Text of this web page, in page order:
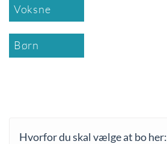
Voksne
Børn
Hvorfor du skal vælge at bo her: